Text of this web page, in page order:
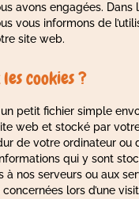
avons engagées. Dans
vous informons de
site web.
cookies ?
petit fichier simple
web et stocké par
de votre ordinateur ou
qui y sont
à nos serveurs ou aux
lors d’une